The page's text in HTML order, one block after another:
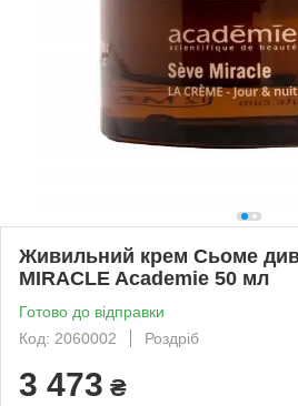
Живильний крем Сьоме
MIRACLE Academie 50 мл
Готово до відправки
Код: 2060002
Роздріб
3 473 ₴